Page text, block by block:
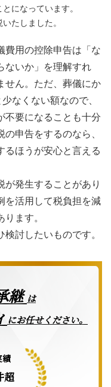
になっています。
たしました。
費用の控除申告は「な
ないか」を理解すれ
せん。ただ、葬儀にか
なくない額なので、
不要になることも十分
申告をするのなら、
るほうが安心と言える
が発生することがあり
を活用して税負担を減
ます。
討したいものです。
継は
にお任せください。
績
超